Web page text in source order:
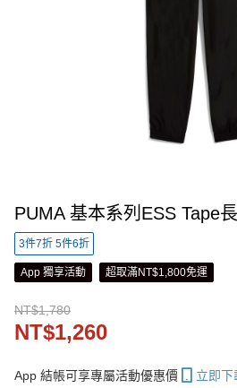
PUMA 基本系列ESS Tape
3件7折 5件6折
App 獨享活動 超取滿NT$1,800免運
NT$1,780
NT$1,260
App 結帳可享專屬活動優惠價 立即下